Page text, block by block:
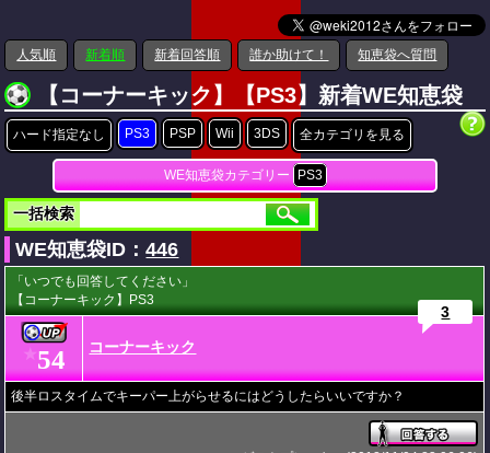
人気順 新着順 新着回答順 誰か助けて！ 知恵袋へ質問
【コーナーキック】【PS3】新着WE知恵袋
ハード指定なし PS3 PSP Wii 3DS 全カテゴリを見る
WE知恵袋カテゴリー PS3
一括検索
WE知恵袋ID：446
「いつでも回答してください」
【コーナーキック】PS3
★54 コーナーキック
3
後半ロスタイムでキーパー上がらせるにはどうしたらいいですか？